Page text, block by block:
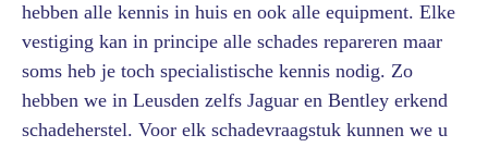
hebben alle kennis in huis en ook alle equipment. Elke
vestiging kan in principe alle schades repareren maar
soms heb je toch specialistische kennis nodig. Zo
hebben we in Leusden zelfs Jaguar en Bentley erkend
schadeherstel. Voor elk schadevraagstuk kunnen we u